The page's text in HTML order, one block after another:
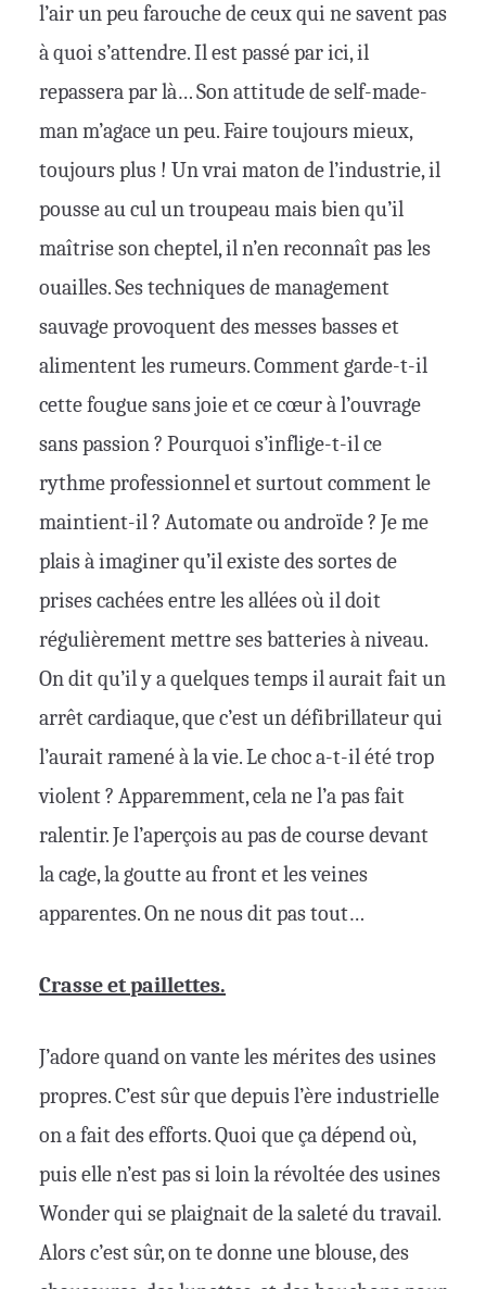
l’air un peu farouche de ceux qui ne savent pas
à quoi s’attendre. Il est passé par ici, il
repassera par là… Son attitude de self-made-
man m’agace un peu. Faire toujours mieux,
toujours plus ! Un vrai maton de l’industrie, il
pousse au cul un troupeau mais bien qu’il
maîtrise son cheptel, il n’en reconnaît pas les
ouailles. Ses techniques de management
sauvage provoquent des messes basses et
alimentent les rumeurs. Comment garde-t-il
cette fougue sans joie et ce cœur à l’ouvrage
sans passion ? Pourquoi s’inflige-t-il ce
rythme professionnel et surtout comment le
maintient-il ? Automate ou androïde ? Je me
plais à imaginer qu’il existe des sortes de
prises cachées entre les allées où il doit
régulièrement mettre ses batteries à niveau.
On dit qu’il y a quelques temps il aurait fait un
arrêt cardiaque, que c’est un défibrillateur qui
l’aurait ramené à la vie. Le choc a-t-il été trop
violent ? Apparemment, cela ne l’a pas fait
ralentir. Je l’aperçois au pas de course devant
la cage, la goutte au front et les veines
apparentes. On ne nous dit pas tout…
Crasse et paillettes.
J’adore quand on vante les mérites des usines
propres. C’est sûr que depuis l’ère industrielle
on a fait des efforts. Quoi que ça dépend où,
puis elle n’est pas si loin la révoltée des usines
Wonder qui se plaignait de la saleté du travail.
Alors c’est sûr, on te donne une blouse, des